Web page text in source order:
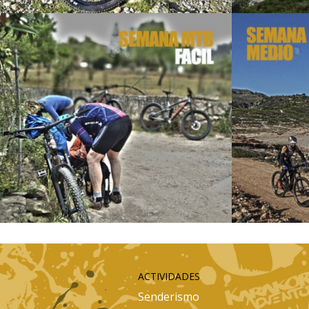
ACTIVIDADES
Senderismo